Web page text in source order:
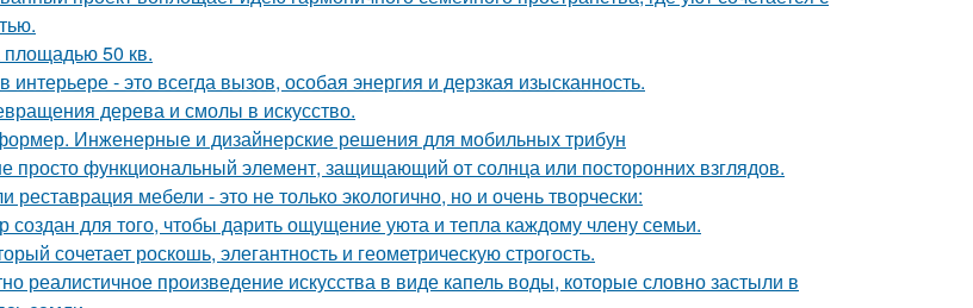
площадью 50 кв.
интерьере - это всегда вызов, особая энергия и дерзкая изысканность.
дерева и смолы в искусство.
Инженерные и дизайнерские решения для мобильных трибун
просто функциональный элемент, защищающий от солнца или посторонних взглядов.
реставрация мебели - это не только экологично, но и очень творчески:
создан для того, чтобы дарить ощущение уюта и тепла каждому члену семьи.
сочетает роскошь, элегантность и геометрическую строгость.
реалистичное произведение искусства в виде капель воды, которые словно застыли в